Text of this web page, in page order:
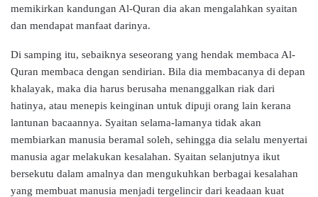
memikirkan kandungan Al-Quran dia akan mengalahkan syaitan
dan mendapat manfaat darinya.
Di samping itu, sebaiknya seseorang yang hendak membaca Al-
Quran membaca dengan sendirian. Bila dia membacanya di depan
khalayak, maka dia harus berusaha menanggalkan riak dari
hatinya, atau menepis keinginan untuk dipuji orang lain kerana
lantunan bacaannya. Syaitan selama-lamanya tidak akan
membiarkan manusia beramal soleh, sehingga dia selalu menyertai
manusia agar melakukan kesalahan. Syaitan selanjutnya ikut
bersekutu dalam amalnya dan mengukuhkan berbagai kesalahan
yang membuat manusia menjadi tergelincir dari keadaan kuat